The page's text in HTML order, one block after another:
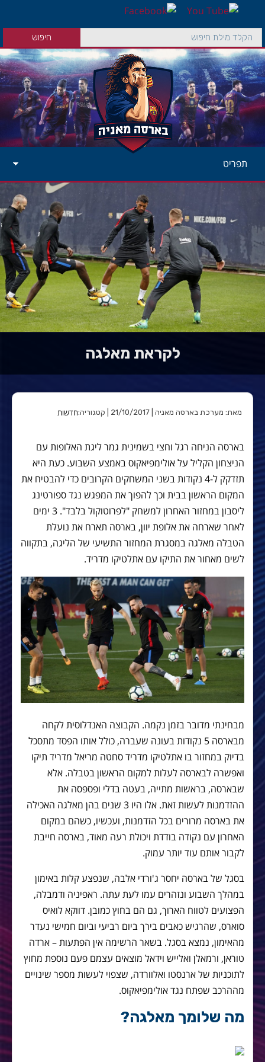
תפריט
לקראת מאלגה
מאת: מערכת בארסה מאניה | 21/10/2017 | קטגוריה: חדשות
בארסה הניחה רגל וחצי בשמינית גמר ליגת האלופות עם
הניצחון הקליל על אולימפיאקוס באמצע השבוע. כעת היא
תזדקק ל-4 נקודות בשני המשחקים הקרובים כדי להבטיח את
המקום הראשון בבית וכך להפוך את המפגש נגד ספורטינג
ליסבון במחזור האחרון למשחק "לפרוטוקול בלבד". 3 ימים
לאחר שארחה את אלופת יוון, בארסה תארח את נועלת
הטבלה מאלגה במסגרת המחזור התשיעי של הליגה, בתקווה
לשים מאחור את התיקו עם אתלטיקו מדריד.
מבחינתי מדובר בזמן נקמה. הקבוצה האנדלוסית לקחה
מבארסה 5 נקודות בעונה שעברה, כולל אותו הפסד מתסכל
בדיוק במחזור בו אתלטיקו מדריד סחטה מריאל מדריד תיקו
ואפשרה לבארסה לעלות למקום הראשון בטבלה. אלא
שבארסה, בראשות מתייה, בעטה בדלי ופספסה את
ההזדמנות לעשות זאת. אלו היו 3 שנים בהן מאלגה האכילה
את בארסה מרורים בכל הזדמנות, ועכשיו, כשהם במקום
האחרון עם נקודה בודדת ויכולת רעה מאוד, בארסה חייבת
לקבור אותם עוד יותר עמוק.
בסגל של בארסה יחסר ג'ורדי אלבה, שנפצע קלות באימון
במהלך השבוע ונזהרים עמו לעת עתה. ראפיניה ודמבלה,
הפצועים לטווח הארוך, גם הם בחוץ כמובן. דווקא לואיס
סוארס, שהרגיש כאבים בירך ביום רביעי וביום חמישי נעדר
מהאימון, נמצא בסגל. בשאר הרשימה אין הפתעות – ארדה
טוראן, ורמאלן ואלייש וידאל מוצאים עצמם פעם נוספת מחוץ
לתוכניות של ארנסטו ואלוורדה, שצפוי לעשות מספר שינויים
מההרכב שפתח נגד אולימפיאקוס.
מה שלומך מאלגה?